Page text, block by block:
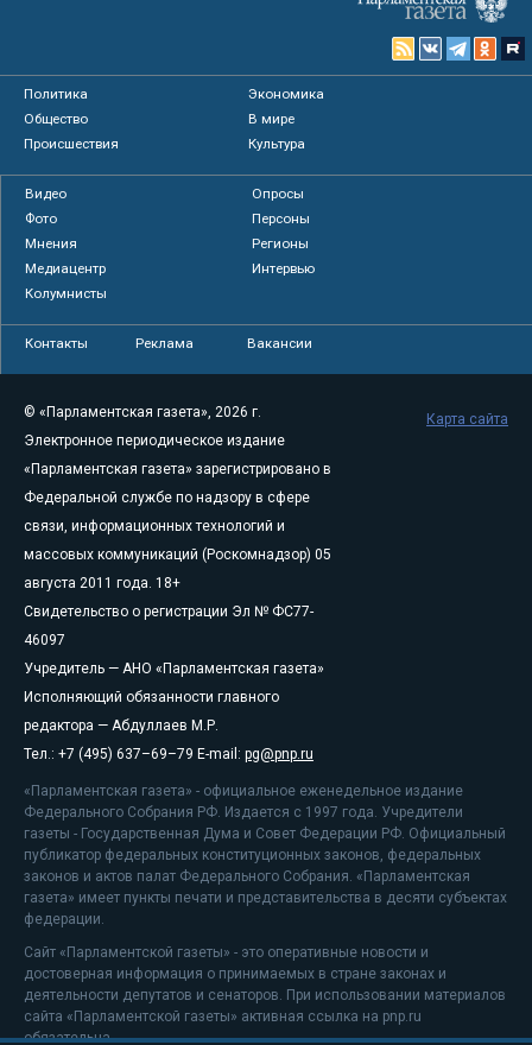
Политика
Экономика
Общество
В мире
Происшествия
Культура
Видео
Опросы
Фото
Персоны
Мнения
Регионы
Медиацентр
Интервью
Колумнисты
Контакты Реклама Вакансии
© «Парламентская газета», 2026 г.
Электронное периодическое издание
«Парламентская газета» зарегистрировано в
Федеральной службе по надзору в сфере
связи, информационных технологий и
массовых коммуникаций (Роскомнадзор) 05
августа 2011 года. 18+
Свидетельство о регистрации Эл № ФС77-
46097
Учредитель — АНО «Парламентская газета»
Исполняющий обязанности главного
редактора — Абдуллаев М.Р.
Тел.: +7 (495) 637–69–79 E-mail: pg@pnp.ru
«Парламентская газета» - официальное еженедельное издание
Федерального Собрания РФ. Издается с 1997 года. Учредители
газеты - Государственная Дума и Совет Федерации РФ. Официальный
публикатор федеральных конституционных законов, федеральных
законов и актов палат Федерального Собрания. «Парламентская
газета» имеет пункты печати и представительства в десяти субъектах
федерации.
Сайт «Парламентской газеты» - это оперативные новости и
достоверная информация о принимаемых в стране законах и
деятельности депутатов и сенаторов. При использовании материалов
сайта «Парламентской газеты» активная ссылка на pnp.ru
обязательна.
Карта сайта